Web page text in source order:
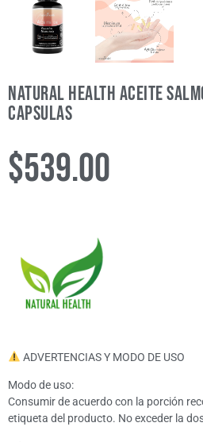
Natural Health Aceite
Capsulas
$539.00
ADVERTENCIAS Y MODO DE USO
Modo de uso:
Consumir de acuerdo con la porción
etiqueta del producto. No exceder la